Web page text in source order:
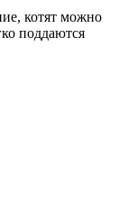
котят можно
поддаются